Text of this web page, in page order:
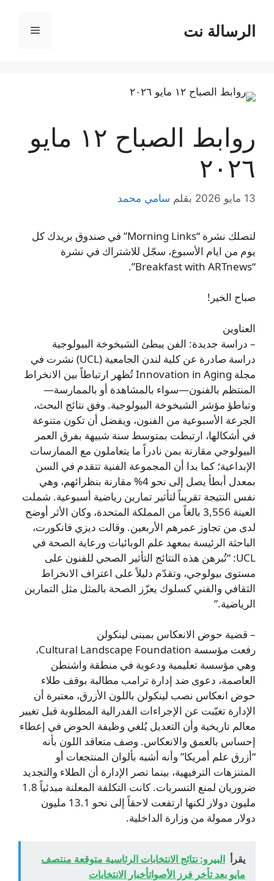
المحتوىالرسالة نت القائمة
روابط الصباح ١٢ مايو
٢٠٢٦
13 مايو 2026 بقلم سامي محمد
لتصلك نشرة “Morning Links” في صندوق بريدك كل
يوم من ايام الأسبوع، سجّل للاشتراك في نشرة
“Breakfast with ARTnews”.
صباح الخير!
العناوين
– دراسة جديدة: الفن يبطئ الشيخوخة البيولوجية
دراسة صادرة عن كلية لندن الجامعية (UCL) نشرت في
مجلة Innovation in Aging تُظهر ارتباطاً بين الانخراط
المنتظم بالفنون—سواء بالمشاهدة أو بالممارسة—
وتباطؤ مؤشر الشيخوخة البيولوجية. وفق نتائج البحث،
الجرعة الأسبوعية من الفنون، ويفضل أن تكون متنوعة
في أشكالها، ارتبطت بمتوسط سنة شبيهة بفرق العمر
البيولوجي مقارنة بمن نادراً ما يتعاملون مع الممارسات
الإبداعية؛ كما بدا أن المجموعة الفنية تتقدم في السن
بمعدل أبطأ يصل إلى نحو 4% مقارنة بنظرائهم، وهي
نفس النتيجة تقريباً لتأثير تمارين رياضية أسبوعية. شملت
العينة 3,556 بالغاً من المملكة المتحدة، وكان الأثر أوضح
لدى من تجاوز عمرهم الأربعين. وقالت ديزي فانكورت،
الباحثة الرئيسة بمعهد علم الوبائيات ورعاية الصحة في
UCL: “تُبرهن هذه النتائج التأثير الصحي للفنون على
مستوى بيولوجي، وتقدّم دليلاً على اعتراف الانخراط
الثقافي والفني كسلوك يعزّز الصحة بالمثل مثل التمارين
الرياضية.”
– قضية حوض الانعكاس بمبنى لينكولن
رفعت مؤسسة Cultural Landscape Foundation،
وهي مؤسسة تعليمية ودعوية في منطقة واشنطن
العاصمة، دعوى ضد إدارة ترامب مطالبة بوقف طلاء
حوض انعكاس نصب لينكولن باللون الأزرق، معتبرة أن
الإدارة تغيّبت عن الإجراءات الفدرالية المطلوبة قبل تغيير
معالم تاريخية وأن التعديل يُلغي وظيفة الحوض في إعطاء
إحساس بالعمق والانعكاس. وصف متعاقد اللون بأنه
“أزرق علم أمريكا” وأنه أشبه بألوان المنتجعات أو
المتنزهات الترفيهية، بينما تصر الإدارة أن الطلاء والتجديد
ضروريان لمنع التسربات. كانت التكلفة المعلنة مبدئياً 1.8
مليون دولار لكنها ارتفعت لاحقاً إلى نحو 13.1 مليون
دولار ممولة من وزارة الداخلية.
يقرأ البيرو: نتائج الانتخابات الرئاسية متوقعة منتصف
مايو بعد تأخر فرز الأصواتأخبار الانتخابات